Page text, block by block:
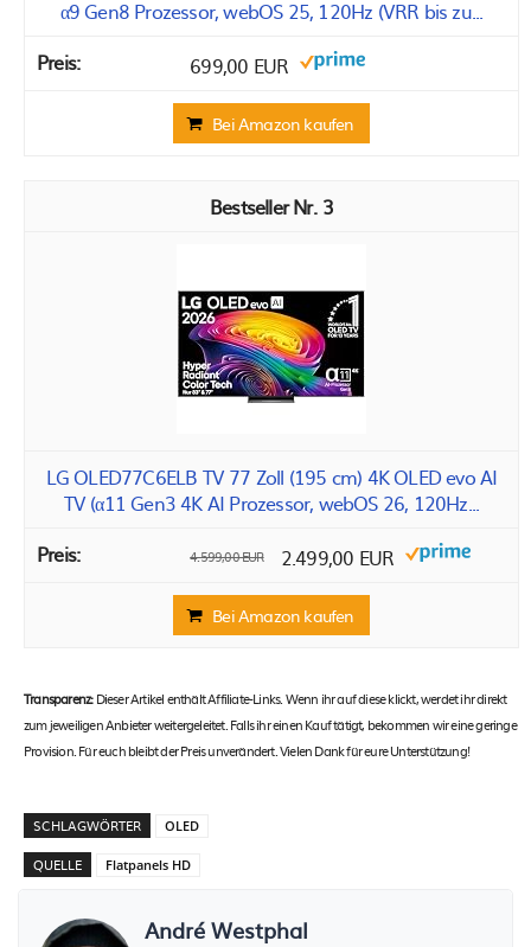
α9 Gen8 Prozessor, webOS 25, 120Hz (VRR bis zu...
699,00 EUR
Bei Amazon kaufen
3
LG OLED77C6ELB TV 77 Zoll (195 cm) 4K OLED evo AI
TV (α11 Gen3 4K AI Prozessor, webOS 26, 120Hz...
4.599,00 EUR 2.499,00 EUR
Bei Amazon kaufen
Transparenz:Dieser Artikel enthält Affiliate-Links. Wenn ihr auf diese klickt, werdet ihr direkt
zum jeweiligen Anbieter weitergeleitet. Falls ihr einen Kauf tätigt, bekommen wir eine geringe
Provision. Für euch bleibt der Preis unverändert. Vielen Dank für eure Unterstützung!
SCHLAGWÖRTER OLED
QUELLE Flatpanels HD
André Westphal